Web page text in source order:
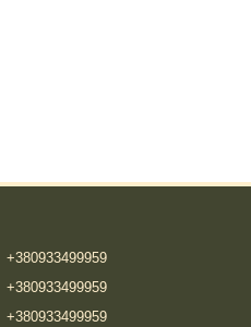
+380933499959
+380933499959
+380933499959